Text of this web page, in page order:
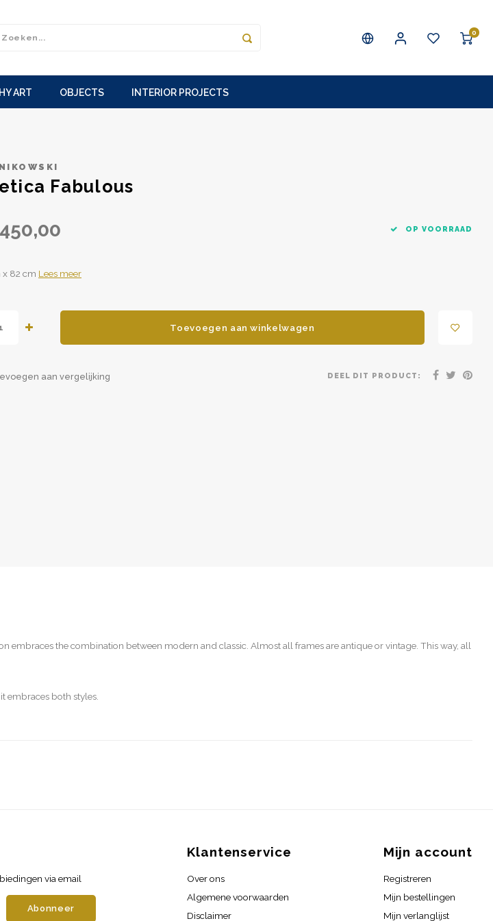
0
ART OBJECTS INTERIOR PROJECTS
Fabulous
OP VOORRAAD
x 82 cm Lees meer
Toevoegen aan winkelwagen
aan vergelijking DEEL DIT PRODUCT:
the combination between modern and classic. Almost all frames are antique or vintage. This way, all
embraces both styles.
via email
Abonneer
Klantenservice
Over ons
Algemene voorwaarden
Disclaimer
Mijn account
Registreren
Mijn bestellingen
Mijn verlanglijst